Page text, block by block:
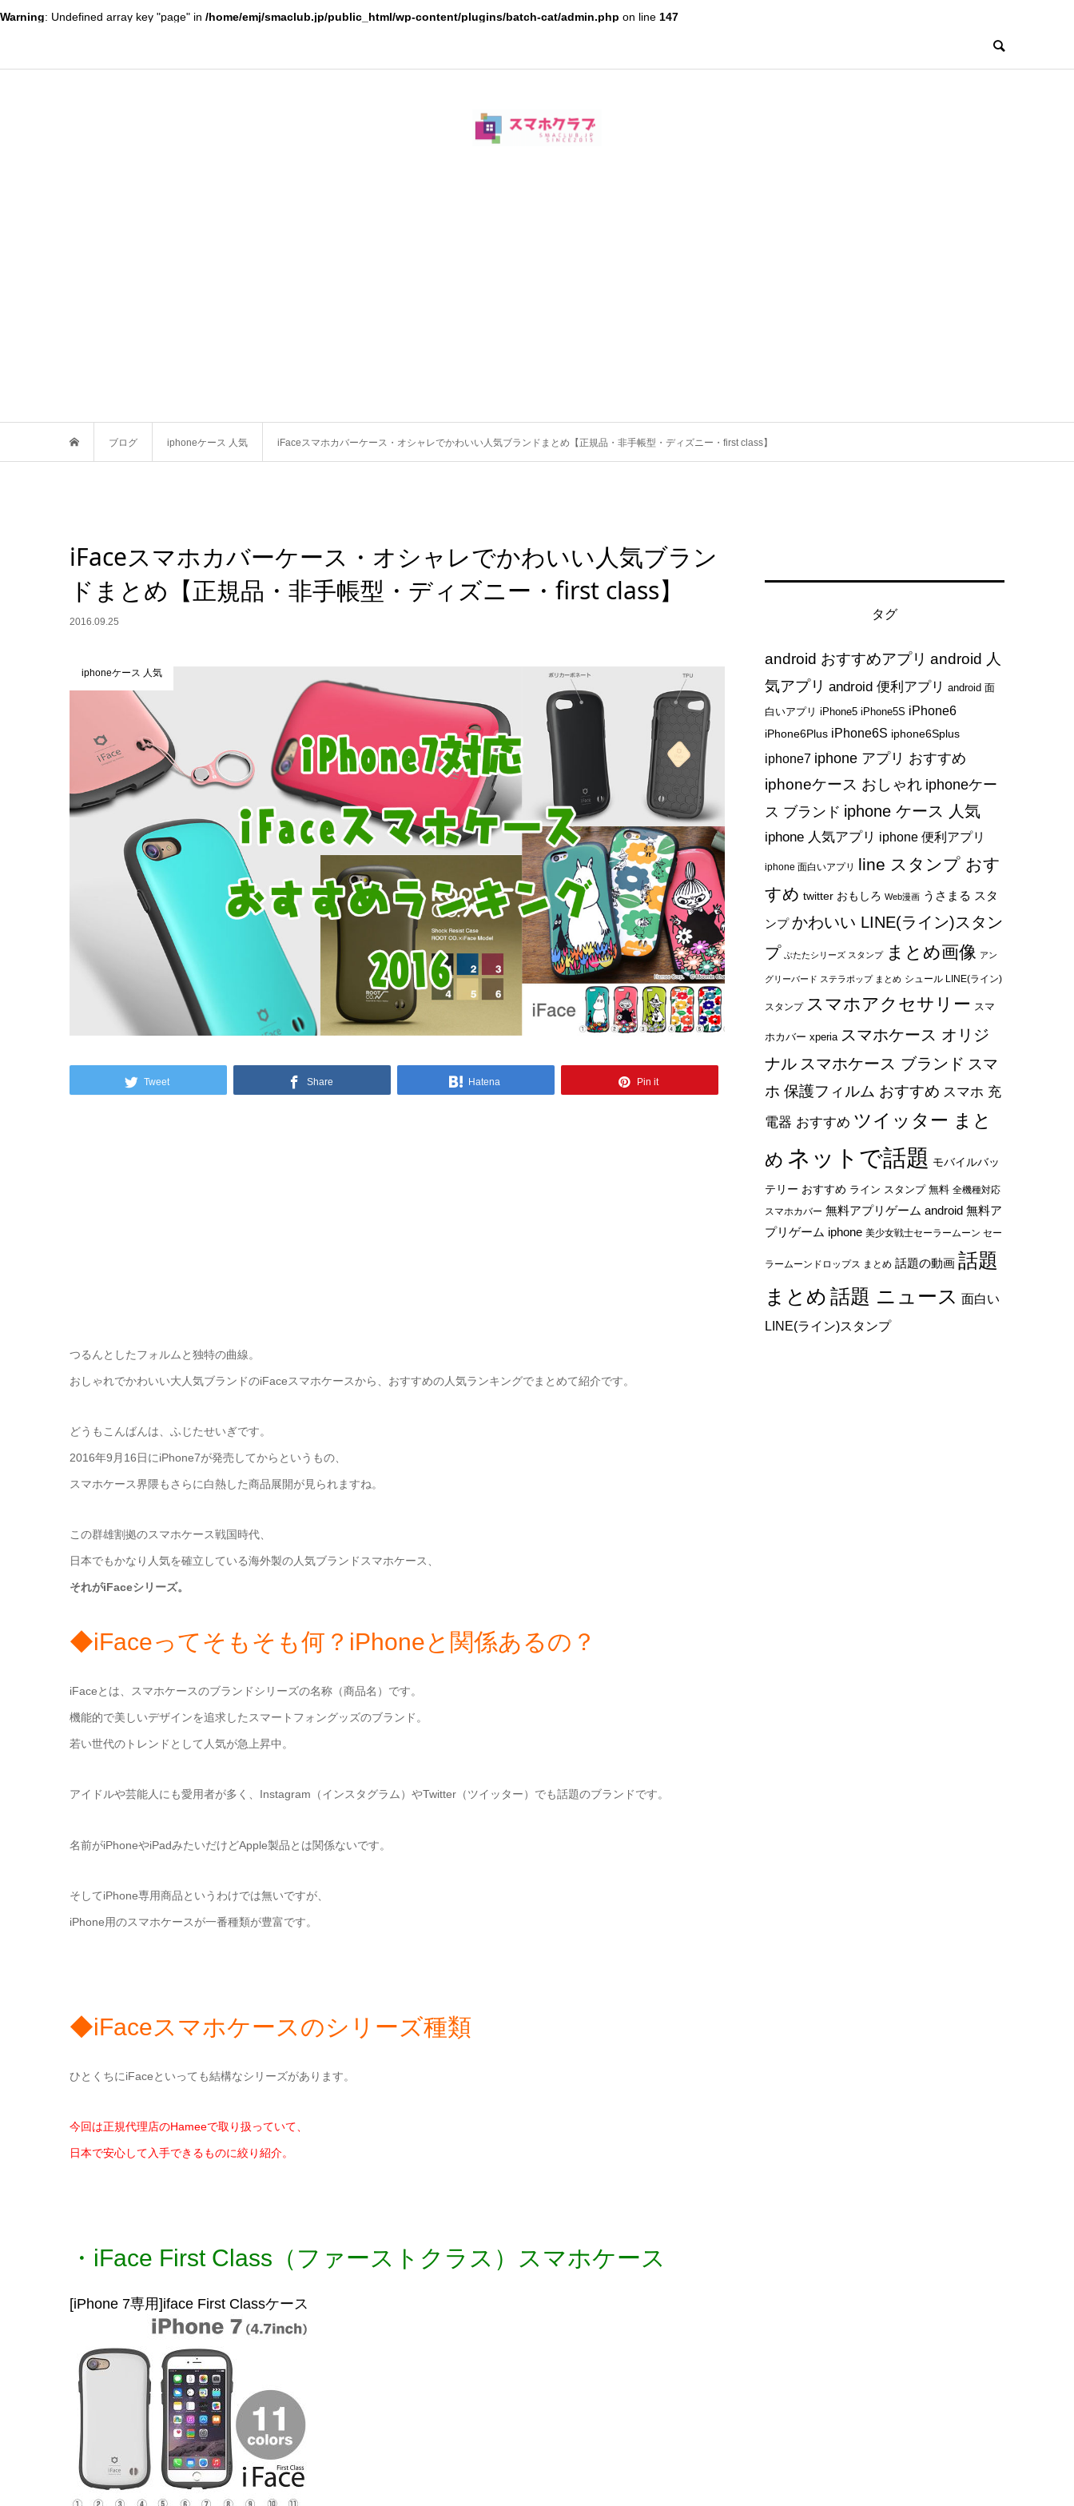
Warning: Undefined array key "page" in /home/emj/smaclub.jp/public_html/wp-content/plugins/batch-cat/admin.php on line 147
ブログ iphoneケース 人気 iFaceスマホカバーケース・オシャレでかわいい人気ブランドまとめ【正規品・非手帳型・ディズニー・first class】
iFaceスマホカバーケース・オシャレでかわいい人気ブラン
ドまとめ【正規品・非手帳型・ディズニー・first class】
2016.09.25
iphoneケース 人気
Tweet Share Hatena Pin it
つるんとしたフォルムと独特の曲線。
おしゃれでかわいい大人気ブランドのiFaceスマホケースから、おすすめの人気ランキングでまとめて紹介です。
どうもこんばんは、ふじたせいぎです。
2016年9月16日にiPhone7が発売してからというもの、
スマホケース界隈もさらに白熱した商品展開が見られますね。
この群雄割拠のスマホケース戦国時代、
日本でもかなり人気を確立している海外製の人気ブランドスマホケース、
それがiFaceシリーズ。
◆iFaceってそもそも何？iPhoneと関係あるの？
iFaceとは、スマホケースのブランドシリーズの名称（商品名）です。
機能的で美しいデザインを追求したスマートフォングッズのブランド。
若い世代のトレンドとして人気が急上昇中。
アイドルや芸能人にも愛用者が多く、Instagram（インスタグラム）やTwitter（ツイッター）でも話題のブランドです。
名前がiPhoneやiPadみたいだけどApple製品とは関係ないです。
そしてiPhone専用商品というわけでは無いですが、
iPhone用のスマホケースが一番種類が豊富です。
◆iFaceスマホケースのシリーズ種類
ひとくちにiFaceといっても結構なシリーズがあります。
今回は正規代理店のHameeで取り扱っていて、
日本で安心して入手できるものに絞り紹介。
・iFace First Class（ファーストクラス）スマホケース
[iPhone 7専用]iface First Classケース
タグ
android おすすめアプリ android 人
気アプリ android 便利アプリ android 面
白いアプリ iPhone5 iPhone5S iPhone6
iPhone6Plus iPhone6S iphone6Splus
iphone7 iphone アプリ おすすめ
iphoneケース おしゃれ iphoneケー
ス ブランド iphone ケース 人気
iphone 人気アプリ iphone 便利アプリ
iphone 面白いアプリ line スタンプ おす
すめ twitter おもしろ Web漫画 うさまる スタ
ンプ かわいい LINE(ライン)スタン
プ ぶたたシリーズ スタンプ まとめ画像 アン
グリーバード ステラポップ まとめ シュール LINE(ライン)
スタンプ スマホアクセサリー スマ
ホカバー xperia スマホケース オリジ
ナル スマホケース ブランド スマ
ホ 保護フィルム おすすめ スマホ 充
電器 おすすめ ツイッター まと
め ネットで話題 モバイルバッ
テリー おすすめ ライン スタンプ 無料 全機種対応
スマホカバー 無料アプリゲーム android 無料ア
プリゲーム iphone 美少女戦士セーラームーン セー
ラームーンドロップス まとめ 話題の動画 話題
まとめ 話題 ニュース 面白い
LINE(ライン)スタンプ